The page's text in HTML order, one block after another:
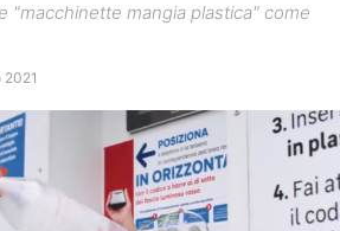
"macchinette mangia plastica" come
2021